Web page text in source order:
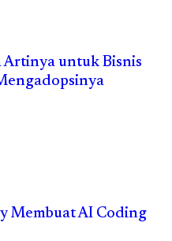
Artinya untuk Bisnis
Membuat AI Coding